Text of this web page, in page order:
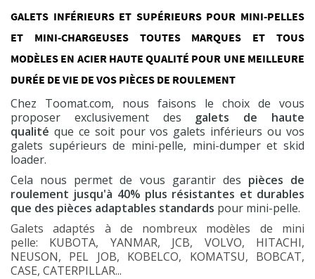
GALETS INFÉRIEURS ET SUPÉRIEURS POUR MINI-PELLES
ET MINI-CHARGEUSES TOUTES MARQUES ET TOUS
MODÈLES EN ACIER HAUTE QUALITÉ POUR UNE MEILLEURE
DURÉE DE VIE DE VOS PIÈCES DE ROULEMENT
Chez Toomat.com, nous faisons le choix de vous
proposer exclusivement des galets de haute
qualité que ce soit pour vos galets inférieurs ou vos
galets supérieurs de mini-pelle, mini-dumper et skid
loader.
Cela nous permet de vous garantir des pièces de
roulement jusqu'à 40% plus résistantes et durables
que des pièces adaptables standards pour mini-pelle.
Galets adaptés à de nombreux modèles de mini
pelle: KUBOTA, YANMAR, JCB, VOLVO, HITACHI,
NEUSON, PEL JOB, KOBELCO, KOMATSU, BOBCAT,
CASE, CATERPILLAR...